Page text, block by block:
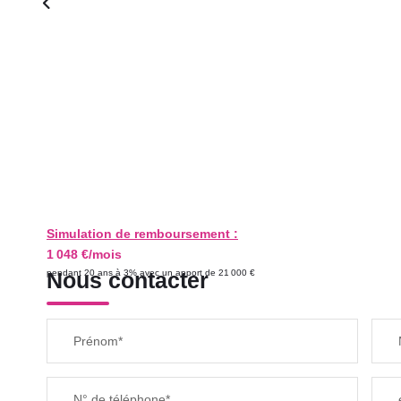
Simulation de remboursement :
1 048 €/mois
pendant 20 ans à 3% avec un apport de 21 000 €
Nous contacter
Prénom*